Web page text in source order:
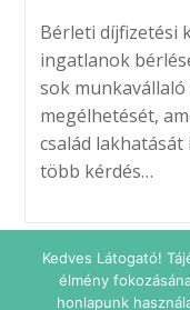
Bérleti díjfizetési
ingatlanok
sok
megélhetését,
család
több kérdés…
Kedves Látogató!
élmény
honlapunk